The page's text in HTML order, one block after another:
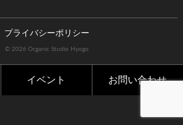
プライバシーポリシー
© 2026 Organic Studio Hyogo
イベント お問い合わせ